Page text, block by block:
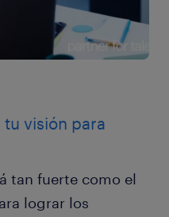
visión para
tan fuerte como el
lograr los